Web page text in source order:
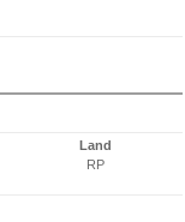
Land
RP